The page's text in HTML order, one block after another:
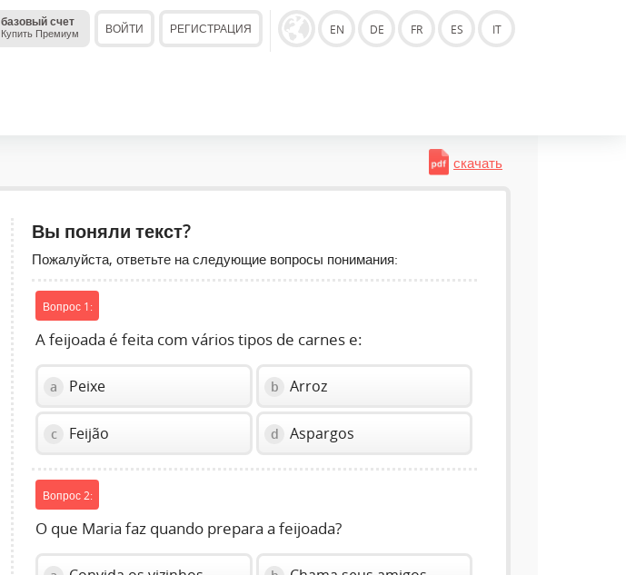
базовый счет
Купить Премиум ВОЙТИ РЕГИСТРАЦИЯ EN DE FR ES IT
скачать
Вы поняли текст?
Пожалуйста, ответьте на следующие вопросы понимания:
Вопрос 1:
A feijoada é feita com vários tipos de carnes e:
a Peixe b Arroz
c Feijão d Aspargos
Вопрос 2:
O que Maria faz quando prepara a feijoada?